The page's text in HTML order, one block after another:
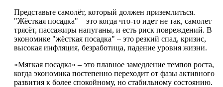
Представьте самолёт, который должен приземлиться.
"Жёсткая посадка" – это когда что-то идет не так, самолет
трясёт, пассажиры напуганы, и есть риск повреждений. В
экономике "жёсткая посадка" – это резкий спад, кризис,
высокая инфляция, безработица, падение уровня жизни.
«Мягкая посадка» – это плавное замедление темпов роста,
когда экономика постепенно переходит от фазы активного
развития к более спокойному, но стабильному состоянию.